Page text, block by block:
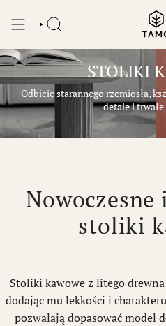
treści
SZUKAJ
STOLIKI
Odbicie starannego rzemiosła,
detale i
stoliki
Stoliki kawowe z litego
dodając mu lekkości i
pozwalają dopasować model